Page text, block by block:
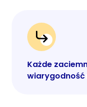
Każde
wiarygodność